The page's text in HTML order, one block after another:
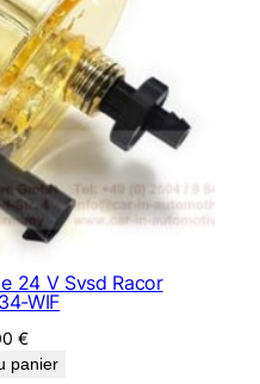
24 V Svsd Racor
WIF
€
panier